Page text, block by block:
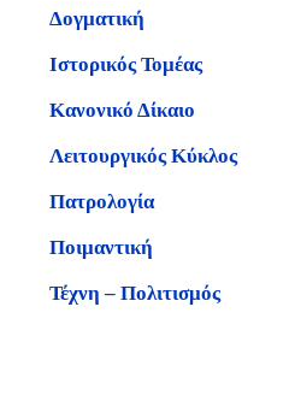
Δογματική
Ιστορικός Τομέας
Κανονικό Δίκαιο
Λειτουργικός Κύκλος
Πατρολογία
Ποιμαντική
Τέχνη – Πολιτισμός